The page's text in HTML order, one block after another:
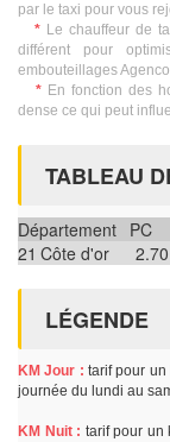
par le taxi pour vous
* Le chauffeur de
différent pour
embouteillages
* En fonction des
dense ce qui peut
TABLEAU
Département PC
21 Côte d'or
LÉGENDE
KM Jour : tarif pour
journée du lundi au
KM Nuit : tarif pour un